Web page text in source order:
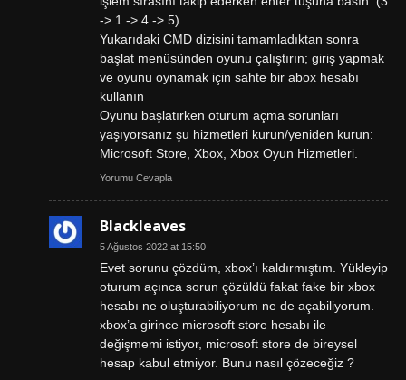
-> 1 -> 4 -> 5)
Yukarıdaki CMD dizisini tamamladıktan sonra
başlat menüsünden oyunu çalıştırın; giriş yapmak
ve oyunu oynamak için sahte bir abox hesabı
kullanın
Oyunu başlatırken oturum açma sorunları
yaşıyorsanız şu hizmetleri kurun/yeniden kurun:
Microsoft Store, Xbox, Xbox Oyun Hizmetleri.
Yorumu Cevapla
Blackleaves
5 Ağustos 2022 at 15:50
Evet sorunu çözdüm, xbox’ı kaldırmıştım. Yükleyip
oturum açınca sorun çözüldü fakat fake bir xbox
hesabı ne oluşturabiliyorum ne de açabiliyorum.
xbox’a girince microsoft store hesabı ile
değişmemi istiyor, microsoft store de bireysel
hesap kabul etmiyor. Bunu nasıl çözeceğiz ?